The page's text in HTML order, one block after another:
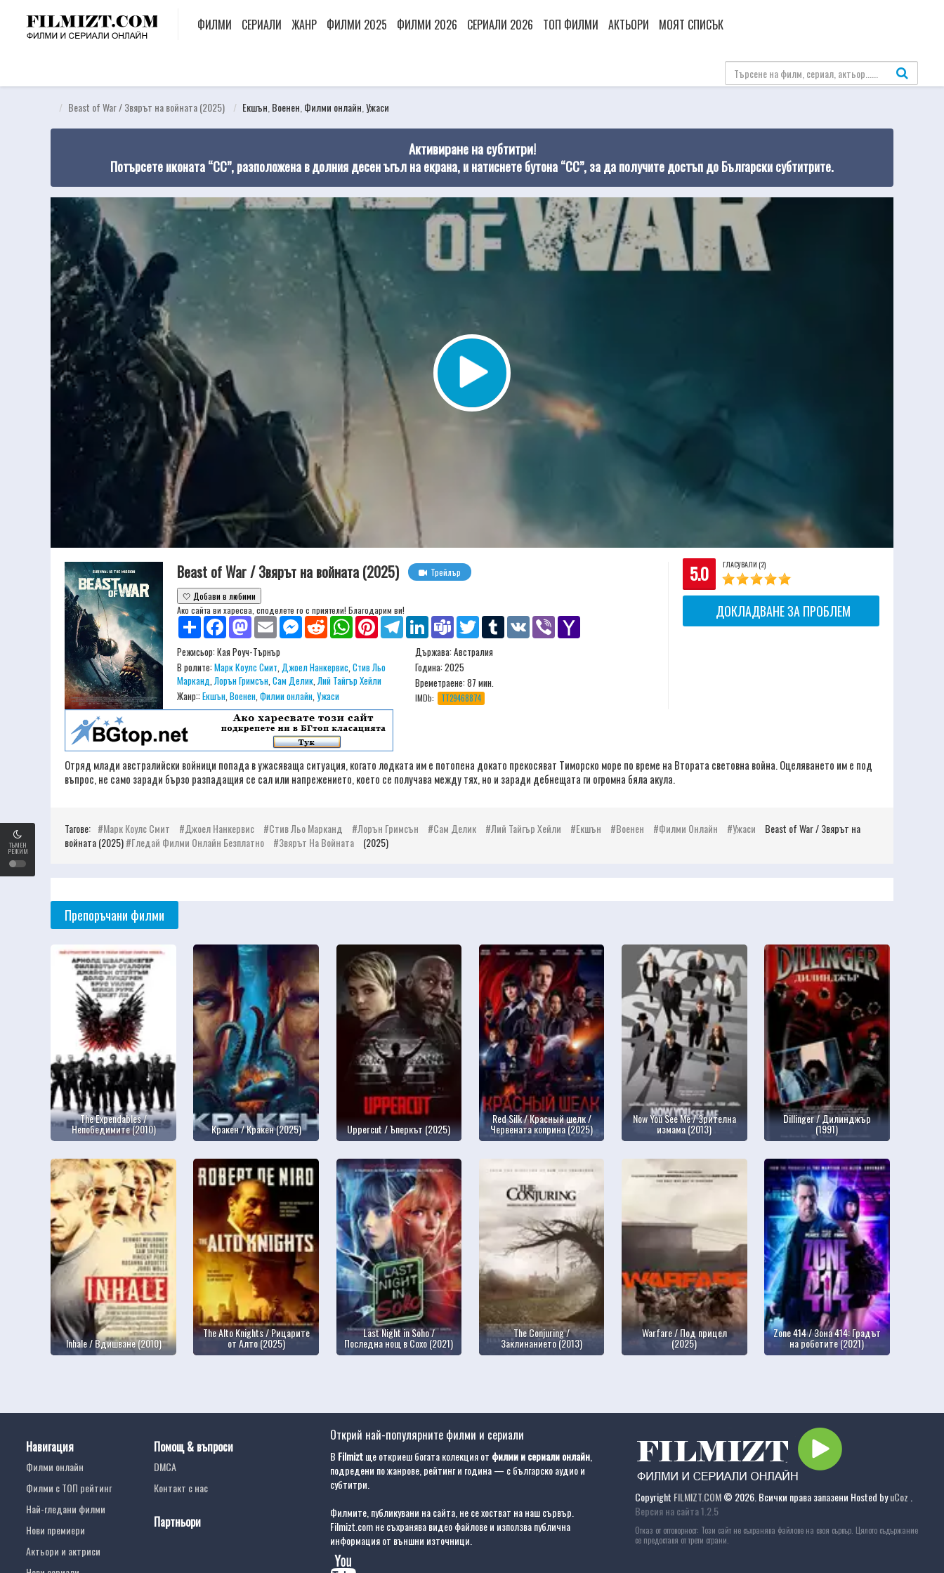
ТЪМЕН
РЕЖИМ
ФИЛМИ СЕРИАЛИ ЖАНР ФИЛМИ 2025 ФИЛМИ 2026 СЕРИАЛИ 2026 ТОП ФИЛМИ АКТЬОРИ МОЯТ СПИСЪК
Beast of War / Звярът на войната (2025) Екшън Военен Филми онлайн Ужаси
Активиране на субтитри!
Потърсете иконата “CC”, разположена в долния десен ъгъл на екрана, и натиснете бутона “CC”, за да получите достъп до Български субтитрите.
5.0 ГЛАСУВАЛИ (2)
ДОКЛАДВАНЕ ЗА ПРОБЛЕМ
Beast of War / Звярът на войната (2025)
Трейлър
🤍 Добави в любими
Ако сайта ви харесва, споделете го с приятели! Благодарим ви!
Share
FacebookMastodonEmail MessengerReddit WhatsAppPinterestTelegramLinkedIn Teams Twitter Tumblr VK Viber
Режисьор:Кая Роуч-Търнър
В ролите:Марк Коулс Смит,Джоел Нанкервис,Стив Льо
Марканд,Лорън Гримсън,Сам Делик,Лий Тайгър Хейли
Жанр::Екшън,Военен,Филми онлайн,Ужаси
Държава: Aвстралия
Година: 2025
Времетраене:87 мин.
IMDb: TT29468874
Отряд млади австралийски войници попада в ужасяваща ситуация, когато лодката им е потопена докато прекосяват Тиморско море по време на Втората световна война. Оцеляването им е под
въпрос, не само заради бързо разпадащия се сал или напрежението, което се получава между тях, но и заради дебнещата ги огромна бяла акула.
Тагове: Марк Коулс Смит Джоел Нанкервис Стив Льо Марканд Лорън Гримсън Сам Делик Лий Тайгър Хейли Екшън Военен Филми Онлайн Ужаси
Beast of War / Звярът на
войната (2025) Гледай Филми Онлайн Безплатно Звярът На Войната (2025)
Препоръчани филми
The Expendables /
Непобедимите (2010) Кракен / Кракен (2025) Uppercut / Ъперкът (2025)
Red Silk / Красный шелк /
Червената коприна (2025)
Now You See Me / Зрителна
измама (2013)
Dillinger / Дилинджър
(1991)
Inhale / Вдишване (2010)
The Alto Knights / Рицарите
от Алто (2025)
Last Night in Soho /
Последна нощ в Сохо (2021)
The Conjuring /
Заклинанието (2013)
Warfare / Под прицел
(2025)
Zone 414 / Зона 414: Градът
на роботите (2021)
Навигация
Филми онлайн
Филми с ТОП рейтинг
Най-гледани филми
Нови премиери
Актьори и актриси
Помощ & въпроси
DMCA
Контакт с нас
Партньори
Открий най-популярните филми и сериали
В Filmiztще откриеш богата колекция от филми и сериали онлайн
подредени по жанрове, рейтинг и година — с българско аудио и
субтитри.
Филмите, публикувани на сайта, не се хостват на наш сървър.
Filmizt.com не съхранява видео файлове и използва публична
информация от външни източници.
Copyright FILMIZT.COM© 2026. Всички права запазени Hosted byuCoz
Версия на сайта 1.2.5
Отказ от отговорност: Този сайт не съхранява файлове на своя сървър. Цялото съдържание
се предоставя от трети страни.